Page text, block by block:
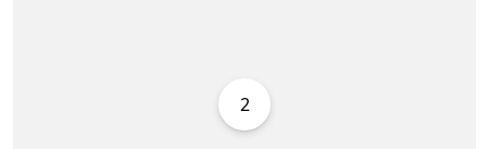
2